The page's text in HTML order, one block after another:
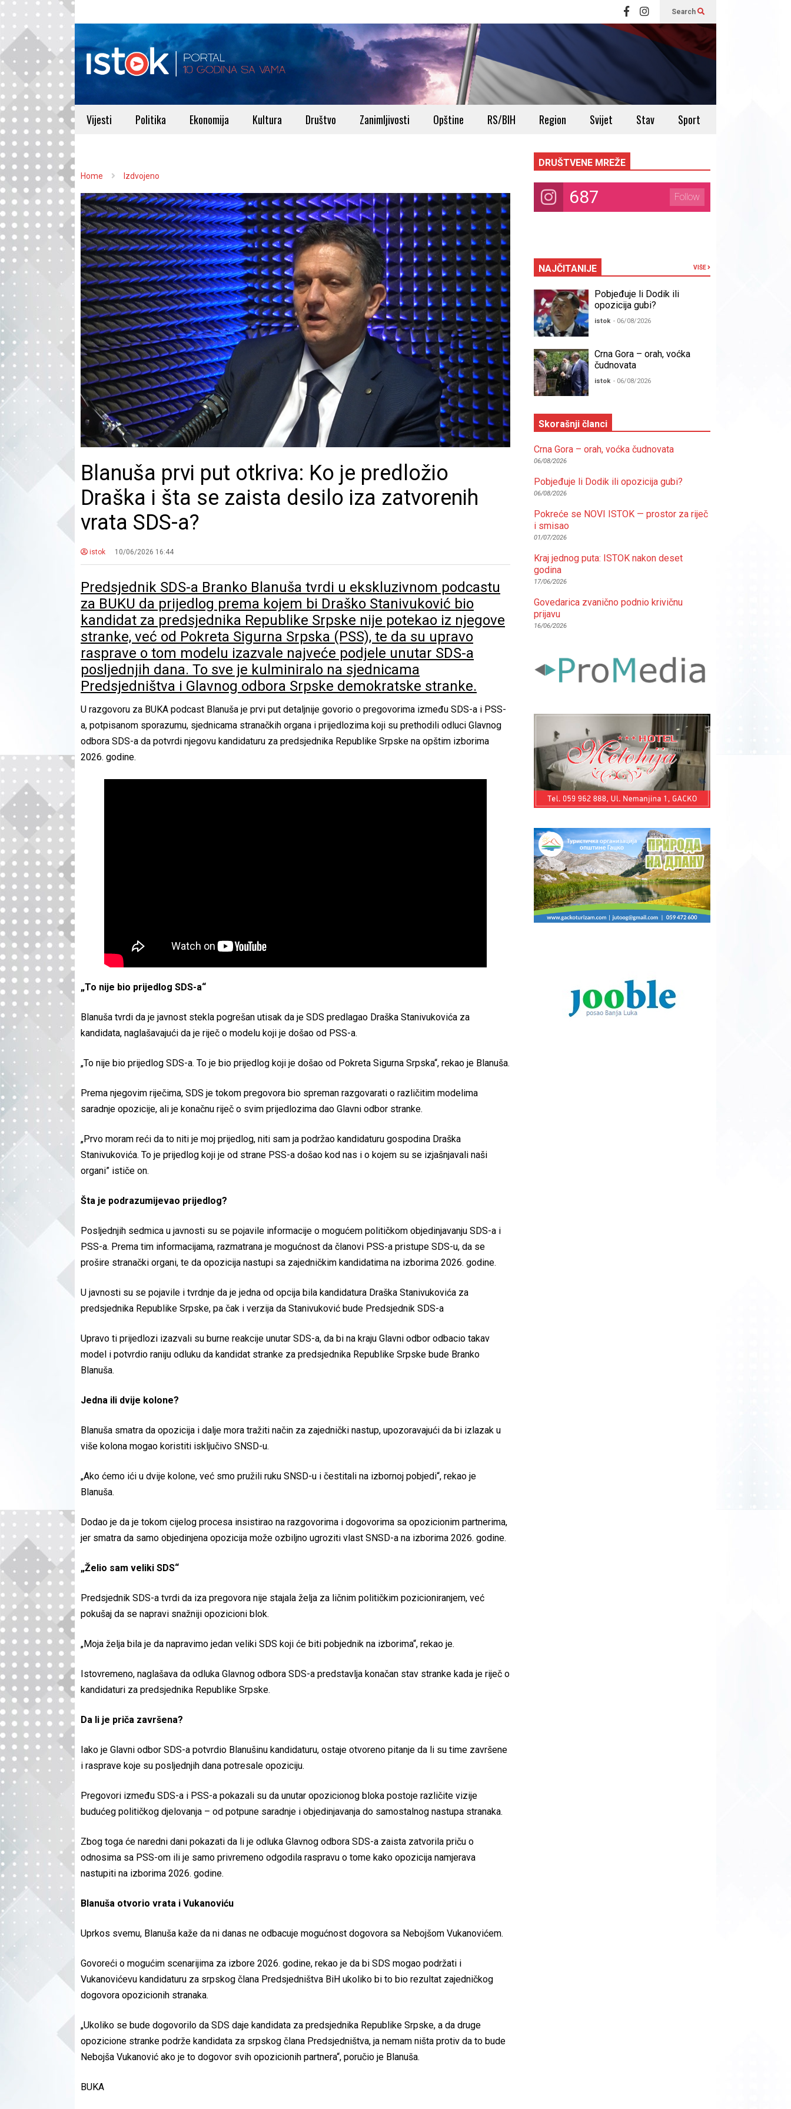
Search
Vijesti Politika Ekonomija Kultura Društvo Zanimljivosti Opštine RS/BIH Region Svijet Stav Sport
Home Izdvojeno
Blanuša prvi put otkriva: Ko je predložio
Draška i šta se zaista desilo iza zatvorenih
vrata SDS-a?
istok 10/06/2026 16:44
Predsjednik SDS-a Branko Blanuša tvrdi u ekskluzivnom podcastu
za BUKU da prijedlog prema kojem bi Draško Stanivuković bio
kandidat za predsjednika Republike Srpske nije potekao iz njegove
stranke, već od Pokreta Sigurna Srpska (PSS), te da su upravo
rasprave o tom modelu izazvale najveće podjele unutar SDS-a
posljednjih dana. To sve je kulminiralo na sjednicama
Predsjedništva i Glavnog odbora Srpske demokratske stranke.
U razgovoru za BUKA podcast Blanuša je prvi put detaljnije govorio o pregovorima između SDS-a i PSS-
a, potpisanom sporazumu, sjednicama stranačkih organa i prijedlozima koji su prethodili odluci Glavnog
odbora SDS-a da potvrdi njegovu kandidaturu za predsjednika Republike Srpske na opštim izborima
2026. godine.
„To nije bio prijedlog SDS-a“
Blanuša tvrdi da je javnost stekla pogrešan utisak da je SDS predlagao Draška Stanivukovića za
kandidata, naglašavajući da je riječ o modelu koji je došao od PSS-a.
„To nije bio prijedlog SDS-a. To je bio prijedlog koji je došao od Pokreta Sigurna Srpska“, rekao je Blanuša.
Prema njegovim riječima, SDS je tokom pregovora bio spreman razgovarati o različitim modelima
saradnje opozicije, ali je konačnu riječ o svim prijedlozima dao Glavni odbor stranke.
„Prvo moram reći da to niti je moj prijedlog, niti sam ja podržao kandidaturu gospodina Draška
Stanivukovića. To je prijedlog koji je od strane PSS-a došao kod nas i o kojem su se izjašnjavali naši
organi” ističe on.
Šta je podrazumijevao prijedlog?
Posljednjih sedmica u javnosti su se pojavile informacije o mogućem političkom objedinjavanju SDS-a i
PSS-a. Prema tim informacijama, razmatrana je mogućnost da članovi PSS-a pristupe SDS-u, da se
prošire stranački organi, te da opozicija nastupi sa zajedničkim kandidatima na izborima 2026. godine.
U javnosti su se pojavile i tvrdnje da je jedna od opcija bila kandidatura Draška Stanivukovića za
predsjednika Republike Srpske, pa čak i verzija da Stanivuković bude Predsjednik SDS-a
Upravo ti prijedlozi izazvali su burne reakcije unutar SDS-a, da bi na kraju Glavni odbor odbacio takav
model i potvrdio raniju odluku da kandidat stranke za predsjednika Republike Srpske bude Branko
Blanuša.
Jedna ili dvije kolone?
Blanuša smatra da opozicija i dalje mora tražiti način za zajednički nastup, upozoravajući da bi izlazak u
više kolona mogao koristiti isključivo SNSD-u.
„Ako ćemo ići u dvije kolone, već smo pružili ruku SNSD-u i čestitali na izbornoj pobjedi“, rekao je
Blanuša.
Dodao je da je tokom cijelog procesa insistirao na razgovorima i dogovorima sa opozicionim partnerima,
jer smatra da samo objedinjena opozicija može ozbiljno ugroziti vlast SNSD-a na izborima 2026. godine.
„Želio sam veliki SDS“
Predsjednik SDS-a tvrdi da iza pregovora nije stajala želja za ličnim političkim pozicioniranjem, već
pokušaj da se napravi snažniji opozicioni blok.
„Moja želja bila je da napravimo jedan veliki SDS koji će biti pobjednik na izborima“, rekao je.
Istovremeno, naglašava da odluka Glavnog odbora SDS-a predstavlja konačan stav stranke kada je riječ o
kandidaturi za predsjednika Republike Srpske.
Da li je priča završena?
Iako je Glavni odbor SDS-a potvrdio Blanušinu kandidaturu, ostaje otvoreno pitanje da li su time završene
i rasprave koje su posljednjih dana potresale opoziciju.
Pregovori između SDS-a i PSS-a pokazali su da unutar opozicionog bloka postoje različite vizije
budućeg političkog djelovanja – od potpune saradnje i objedinjavanja do samostalnog nastupa stranaka.
Zbog toga će naredni dani pokazati da li je odluka Glavnog odbora SDS-a zaista zatvorila priču o
odnosima sa PSS-om ili je samo privremeno odgodila raspravu o tome kako opozicija namjerava
nastupiti na izborima 2026. godine.
Blanuša otvorio vrata i Vukanoviću
Uprkos svemu, Blanuša kaže da ni danas ne odbacuje mogućnost dogovora sa Nebojšom Vukanovićem.
Govoreći o mogućim scenarijima za izbore 2026. godine, rekao je da bi SDS mogao podržati i
Vukanovićevu kandidaturu za srpskog člana Predsjedništva BiH ukoliko bi to bio rezultat zajedničkog
dogovora opozicionih stranaka.
„Ukoliko se bude dogovorilo da SDS daje kandidata za predsjednika Republike Srpske, a da druge
opozicione stranke podrže kandidata za srpskog člana Predsjedništva, ja nemam ništa protiv da to bude
Nebojša Vukanović ako je to dogovor svih opozicionih partnera“, poručio je Blanuša.
BUKA
DRUŠTVENE MREŽE
687 Follow
NAJČITANIJE VIŠE
Pobjeđuje li Dodik ili
opozicija gubi?
istok - 06/08/2026
Crna Gora – orah, voćka
čudnovata
istok - 06/08/2026
Skorašnji članci
Crna Gora – orah, voćka čudnovata
06/08/2026
Pobjeđuje li Dodik ili opozicija gubi?
06/08/2026
Pokreće se NOVI ISTOK — prostor za riječ
i smisao
01/07/2026
Kraj jednog puta: ISTOK nakon deset
godina
17/06/2026
Govedarica zvanično podnio krivičnu
prijavu
16/06/2026